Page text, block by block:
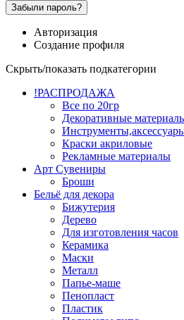
Забыли пароль?
Авторизация
Создание профиля
Скрыть/показать подкатегории
!РАСПРОДАЖА
Все по 20гр
Декоративные
Краски акриловые
Рекламные материалы
Арт Сувениры
Броши
Бельё для декора
Бижутерия
Дерево
Для изготовления часов
Керамика
Маски
Металл
Папье-маше
Пенопласт
Пластик